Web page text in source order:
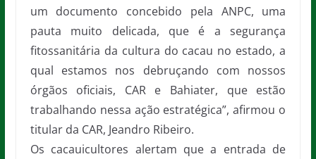
um documento concebido pela ANPC, uma
pauta muito delicada, que é a segurança
fitossanitária da cultura do cacau no estado, a
qual estamos nos debruçando com nossos
órgãos oficiais, CAR e Bahiater, que estão
trabalhando nessa ação estratégica”, afirmou o
titular da CAR, Jeandro Ribeiro.
Os cacauicultores alertam que a entrada de